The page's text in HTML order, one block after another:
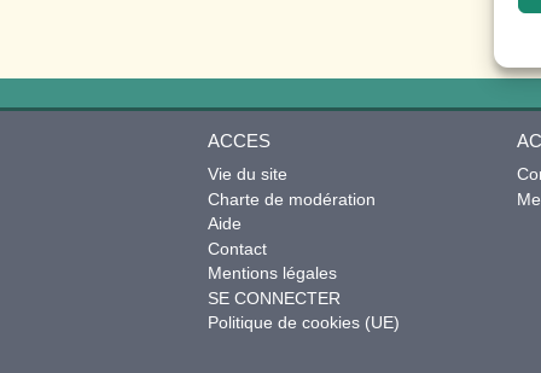
ACCES
Vie du site
Charte de modération
Aide
Contact
Mentions légales
SE CONNECTER
Politique de cookies (UE)